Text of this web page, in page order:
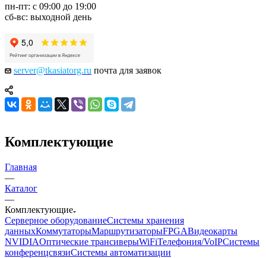
пн-пт: с 09:00 до 19:00
сб-вс: выходной день
server@tkasiatorg.ru почта для заявок
Комплектующие
Главная
—
Каталог
—
Комплектующие
Серверное оборудованиеСистемы хранения
данныхКоммутаторыМаршрутизаторыFPGAВидеокарты
NVIDIAОптические трансиверыWiFiТелефония/VoIPСистемы
конференцсвязиСистемы автоматизации